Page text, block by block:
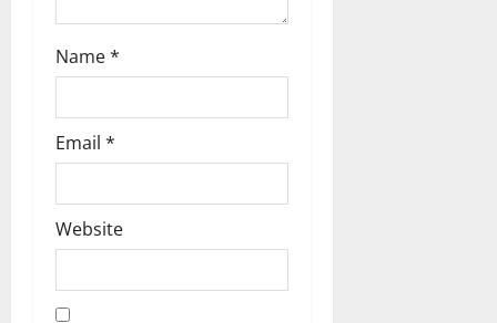
Name*
Email *
Website